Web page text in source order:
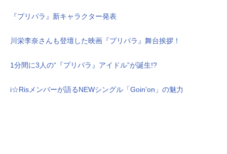
『プリパラ』新キャラクター発表
川栄李奈さんも登壇した映画『プリパラ』舞台挨拶！
1分間に3人の“『プリパラ』アイドル”が誕生!?
i☆Risメンバーが語るNEWシングル「Goin'on」の魅力